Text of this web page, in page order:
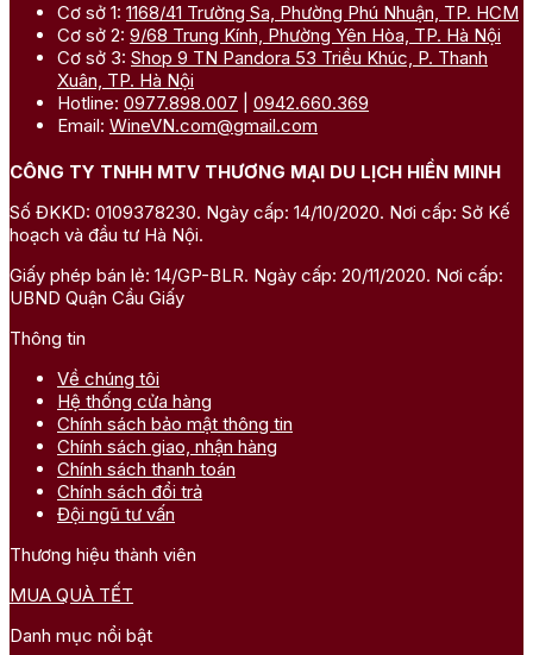
Cơ sở 1: 1168/41 Trường Sa, Phường Phú Nhuận, TP. HCM
Cơ sở 2: 9/68 Trung Kính, Phường Yên Hòa, TP. Hà Nội
Cơ sở 3: Shop 9 TN Pandora 53 Triều Khúc, P. Thanh
Xuân, TP. Hà Nội
Hotline: 0977.898.007
0942.660.369
Email: WineVN.com@gmail.com
CÔNG TY TNHH MTV THƯƠNG MẠI DU LỊCH HIỀN MINH
Số ĐKKD: 0109378230. Ngày cấp: 14/10/2020. Nơi cấp: Sở Kế
hoạch và đầu tư Hà Nội.
Giấy phép bán lẻ: 14/GP-BLR. Ngày cấp: 20/11/2020. Nơi cấp:
UBND Quận Cầu Giấy
Thông tin
Về chúng tôi
Hệ thống cửa hàng
Chính sách bảo mật thông tin
Chính sách giao, nhận hàng
Chính sách thanh toán
Chính sách đổi trả
Đội ngũ tư vấn
Thương hiệu thành viên
MUA QUÀ TẾT
Danh mục nổi bật